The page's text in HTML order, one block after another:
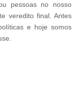
pessoas no nosso
veredito final. Antes
e hoje somos